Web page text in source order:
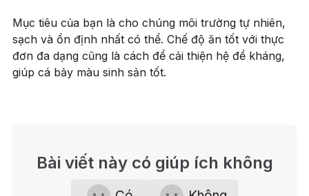
Mục tiêu của bạn là cho chúng môi trường tự nhiên,
sạch và ổn định nhất có thể. Chế độ ăn tốt với thực
đơn đa dạng cũng là cách để cải thiện hệ đề kháng,
giúp cá bảy màu sinh sản tốt.
Bài viết này có giúp ích không